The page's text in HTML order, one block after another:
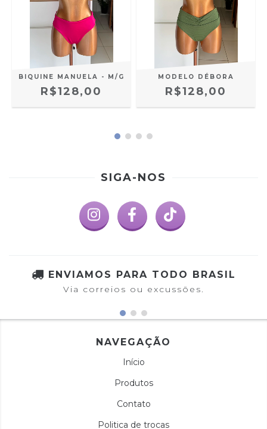
BIQUINE MANUELA - M/G
R$128,00
MODELO DÉBORA
R$128,00
SIGA-NOS
ENVIAMOS PARA TODO BRASIL
Via correios ou excussões.
NAVEGAÇÃO
Início
Produtos
Contato
Politica de trocas